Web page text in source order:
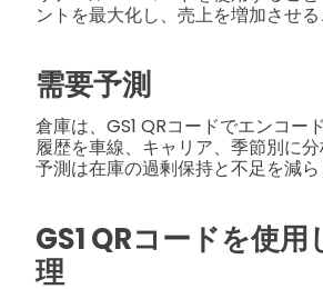
ントを最大化し、売上を増加させる
需要予測
倉庫は、GS1 QRコードでエンコー
履歴を車線、キャリア、季節別に
予測は在庫の過剰保持と不足を減ら
GS1 QRコードを使
理